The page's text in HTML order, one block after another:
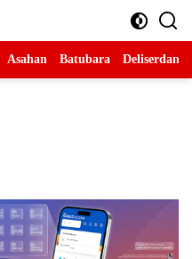
Asahan Batubara Deliserdang